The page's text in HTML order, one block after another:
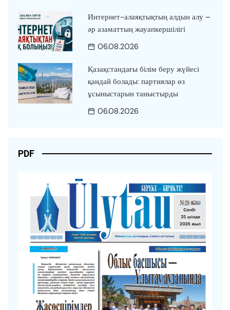
Интернет-алаяқтықтың алдын алу –
әр азаматтың жауапкершілігі
06.08.2026
Қазақстандағы білім беру жүйесі
қандай болады: партиялар өз
ұсыныстарын таныстырды
06.08.2026
PDF